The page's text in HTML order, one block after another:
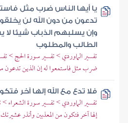
يا أيها الناس ضرب مثل
تدعون من دون الله لن
وإن يسلبهم الذباب شيئا
الطالب والمطلوب
تفسير الماوردي > تفسير سورة الحج >
ضرب مثل فاستمعوا له إن الذين تدعون من
فلا تدع مع الله إلها آخر
تفسير الماوردي > تفسير سورة الشعراء >
إلها آخر فتكون من المعذبين وأنذر عشيرتك